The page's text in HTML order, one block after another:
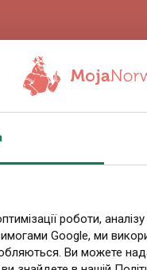
роботи, аналізу
Google, ми
Ви можете